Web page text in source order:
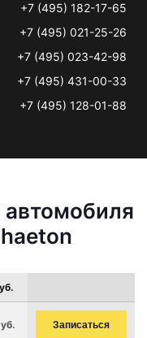
+7 (495) 182-17-65
+7 (495) 021-25-26
+7 (495) 023-42-98
+7 (495) 431-00-33
+7 (495) 128-01-88
Записаться